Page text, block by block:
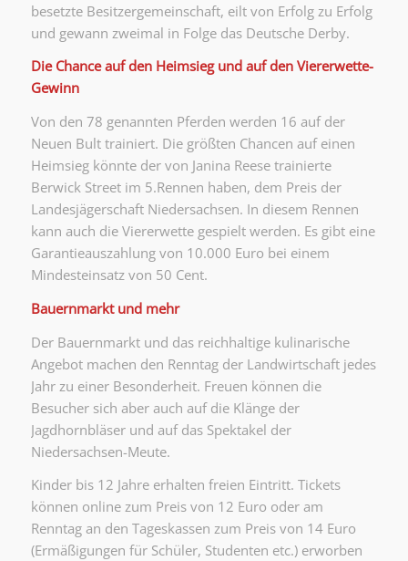
besetzte Besitzergemeinschaft, eilt von Erfolg zu Erfolg
und gewann zweimal in Folge das Deutsche Derby.
Die Chance auf den Heimsieg und auf den Viererwette-
Gewinn
Von den 78 genannten Pferden werden 16 auf der
Neuen Bult trainiert. Die größten Chancen auf einen
Heimsieg könnte der von Janina Reese trainierte
Berwick Street im 5.Rennen haben, dem Preis der
Landesjägerschaft Niedersachsen. In diesem Rennen
kann auch die Viererwette gespielt werden. Es gibt eine
Garantieauszahlung von 10.000 Euro bei einem
Mindesteinsatz von 50 Cent.
Bauernmarkt und mehr
Der Bauernmarkt und das reichhaltige kulinarische
Angebot machen den Renntag der Landwirtschaft jedes
Jahr zu einer Besonderheit. Freuen können die
Besucher sich aber auch auf die Klänge der
Jagdhornbläser und auf das Spektakel der
Niedersachsen-Meute.
Kinder bis 12 Jahre erhalten freien Eintritt. Tickets
können online zum Preis von 12 Euro oder am
Renntag an den Tageskassen zum Preis von 14 Euro
(Ermäßigungen für Schüler, Studenten etc.) erworben